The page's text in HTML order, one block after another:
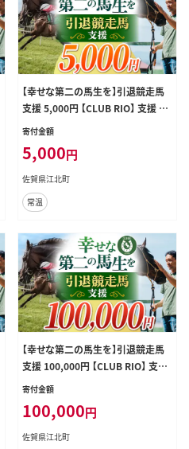
【幸せな第二の馬生を】引退競走馬
支援 5,000円 【CLUB RIO】 支援 動
物支援 動物保護 流鏑馬 返礼品なし
寄付金額
5,000円
佐賀県江北町
常温
【幸せな第二の馬生を】引退競走馬
支援 100,000円 【CLUB RIO】 支援
動物支援 動物保護 流鏑馬 返礼品な
寄付金額
100,000円
佐賀県江北町